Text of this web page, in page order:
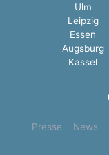
Ulm
Leipzig
Essen
Augsburg
Kassel
Presse News